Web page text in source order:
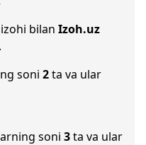
izohi bilan Izoh.uz
soni 2ta va ular
soni 3ta va ular